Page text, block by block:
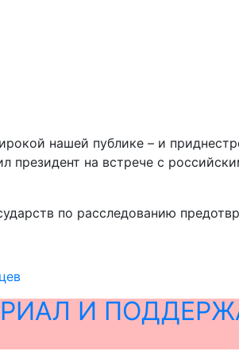
нашей публике – и
президент на встрече с
по расследованию
И